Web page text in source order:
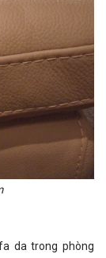
da trong phòng